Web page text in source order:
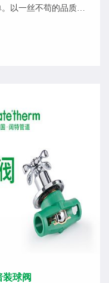
以一丝不苟的品质和
球阀